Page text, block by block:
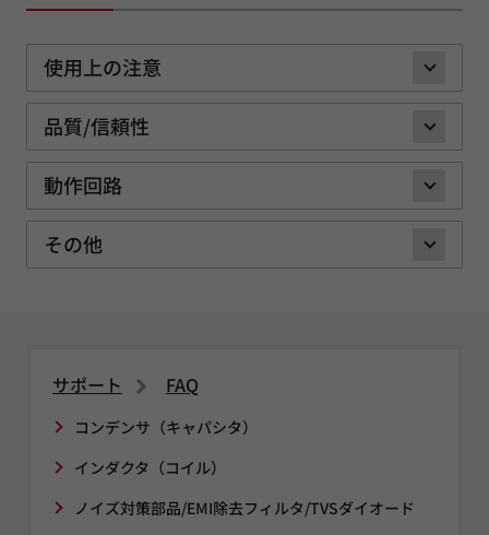
使用上の注意
品質/信頼性
動作回路
その他
サポート FAQ
コンデンサ（キャパシタ）
インダクタ（コイル）
ノイズ対策部品/EMI除去フィルタ/TVSダイオード